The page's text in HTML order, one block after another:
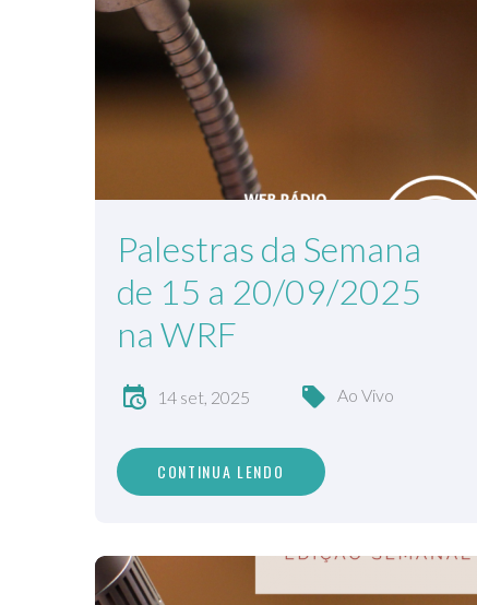
Palestras da Semana
de 15 a 20/09/2025
na WRF
14 set, 2025 Ao Vivo
CONTINUA LENDO